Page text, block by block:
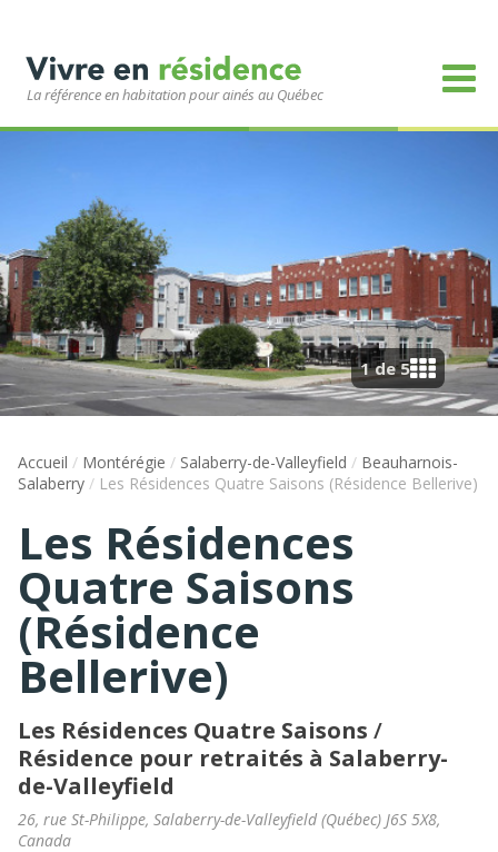
La référence en habitation pour ainés au Québec
1 de 5
Accueil / Montérégie / Salaberry-de-Valleyfield / Beauharnois-
Salaberry / Les Résidences Quatre Saisons (Résidence Bellerive)
Les Résidences
Quatre Saisons
(Résidence
Bellerive)
Les Résidences Quatre Saisons /
Résidence pour retraités à Salaberry-
de-Valleyfield
26, rue St-Philippe, Salaberry-de-Valleyfield(Québec) J6S 5X8,
Canada